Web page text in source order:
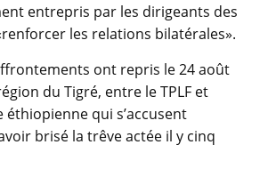
entrepris par les dirigeants des
les relations bilatérales».
ont repris le 24 août
du Tigré, entre le TPLF et
éthiopienne qui s’accusent
brisé la trêve actée il y cinq